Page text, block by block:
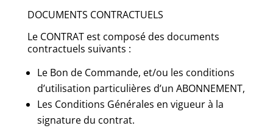
DOCUMENTS CONTRACTUELS
Le CONTRAT est composé des documents
contractuels suivants :
Le Bon de Commande, et/ou les conditions
d’utilisation particulières d’un ABONNEMENT,
Les Conditions Générales en vigueur à la
signature du contrat.